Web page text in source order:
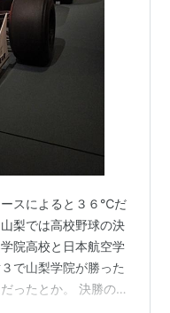
ースによると３６℃だ
梨では高校野球の決
院高校と日本航空学
で山梨学院が勝った
ったとか。 決勝の舞